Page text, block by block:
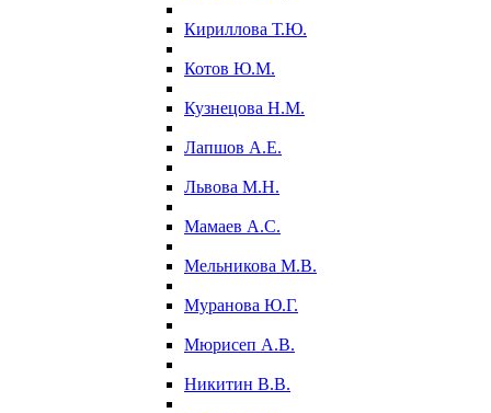
Кириллова Т.Ю.
Котов Ю.М.
Кузнецова Н.М.
Лапшов А.Е.
Львова М.Н.
Мамаев А.С.
Мельникова М.В.
Муранова Ю.Г.
Мюрисеп А.В.
Никитин В.В.